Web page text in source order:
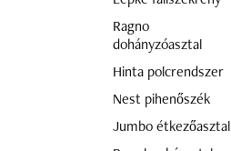
Ragno
dohányzóasztal
Hinta polcrendszer
Nest pihenőszék
Jumbo étkezőasztal